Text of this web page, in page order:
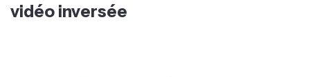
vidéo inversée